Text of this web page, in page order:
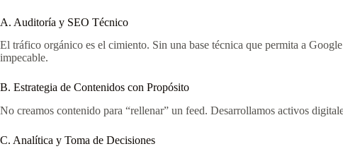
A. Auditoría y SEO Técnico
El tráfico orgánico es el cimiento. Sin una base técnica que permita a
impecable.
B. Estrategia de Contenidos con Propósito
No creamos contenido para “rellenar” un feed. Desarrollamos activos
C. Analítica y Toma de Decisiones